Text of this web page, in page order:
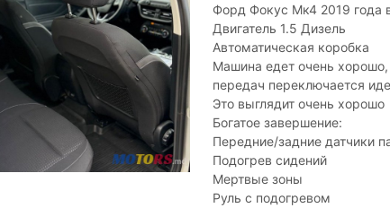
Форд Фокус Мк4 2019 года
Двигатель 1.5 Дизель
Автоматическая коробка
Машина едет очень хорошо,
передач переключается
Это выглядит очень хорошо
Богатое завершение:
Передние/задние датчики
Подогрев сидений
Мертвые зоны
Руль с подогревом